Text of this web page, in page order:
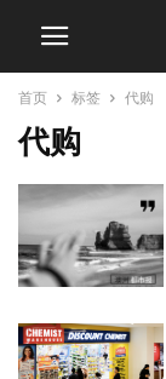
首页 标签 代购
代购